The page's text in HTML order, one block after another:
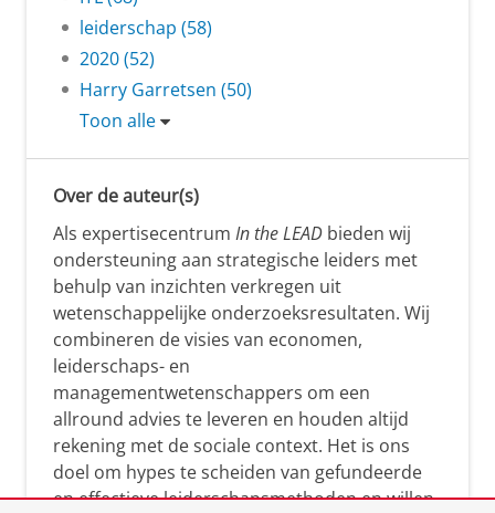
leiderschap (58)
2020 (52)
Harry Garretsen (50)
Toon alle
Over de auteur(s)
Als expertisecentrum In the LEAD bieden wij
ondersteuning aan strategische leiders met
behulp van inzichten verkregen uit
wetenschappelijke onderzoeksresultaten. Wij
combineren de visies van economen,
leiderschaps- en
managementwetenschappers om een
allround advies te leveren en houden altijd
rekening met de sociale context. Het is ons
doel om hypes te scheiden van gefundeerde
en effectieve leiderschapsmethoden en willen